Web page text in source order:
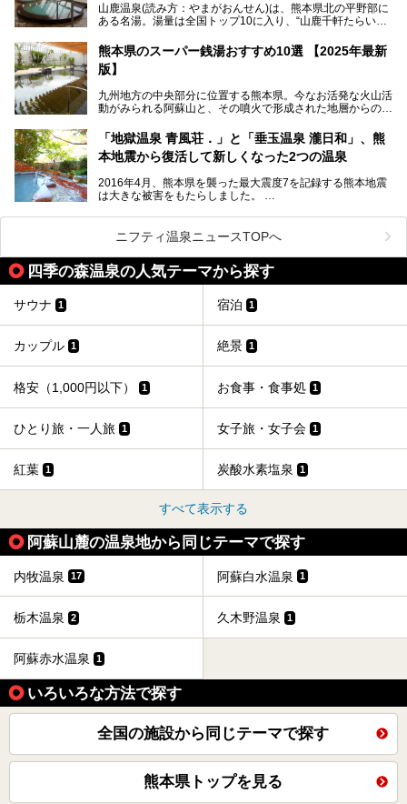
日、の合計8日間開催。今回は地元九州在住の筆者が、その
見所を徹底紹介。併せて、その他イベントや立ち寄り湯も併
山鹿温泉(読み方：やまがおんせん)は、熊本県北の平野部に
ある名湯。湯量は全国トップ10に入り、“山鹿千軒たらいな
泉質であり、お湯の良さにも定評があります。
今回は地元九州の温泉ライターの私が実際に入浴した中か
設・家族風呂の3パターンに分類し、合計10施設を厳選して
ご紹介。ぜひ、湯めぐりの参考にして下さいね！
熊本県のスーパー銭湯おすすめ10選 【2025年最新
版】
九州地方の中央部分に位置する熊本県。今なお活発な火山活
動がみられる阿蘇山と、その噴火で形成された地層からの湧
す。
そんな熊本県は、県内の至るところから温泉が湧いている温
泉県でもあります。山鹿温泉、玉名温泉、黒川温泉、人吉温
出すスーパー銭湯が豊富です。なかでも注目のスーパー銭湯
をピックアップしました。
「地獄温泉 青風荘．」と「垂玉温泉 瀧日和」、熊
本地震から復活して新しくなった2つの温泉
2016年4月、熊本県を襲った最大震度7を記録する熊本地震
は大きな被害をもたらしました。
阿蘇山麓の南阿蘇村の「地獄温泉 清風荘」、そして「清風
荘」から400mほど離れた「垂玉（たるたま）温泉 山口旅
館」の2軒は、この地震による土砂崩れなどのために、一時
期は孤立状態に。もしかしたらこの時のニュースで、「地獄
温泉」と「垂玉温泉」の名前を知った人もいるかもしれませ
ん。
この2軒は今どうなっているのでしょうか。実は現在は「地
獄温泉 青風荘．」「垂玉温泉 瀧日和」として営業を再開し
ニフティ温泉ニュースTOPへ
四季の森温泉の人気テーマから探す
サウナ 1 宿泊 1
カップル 1 絶景 1
格安（1,000円以下） 1 お食事・食事処 1
ひとり旅・一人旅 1 女子旅・女子会 1
紅葉 1 炭酸水素塩泉 1
すべて表示する
阿蘇山麓の温泉地から同じテーマで探す
内牧温泉 17 阿蘇白水温泉 1
栃木温泉 2 久木野温泉 1
阿蘇赤水温泉 1
いろいろな方法で探す
全国の施設から同じテーマで探す
熊本県トップを見る